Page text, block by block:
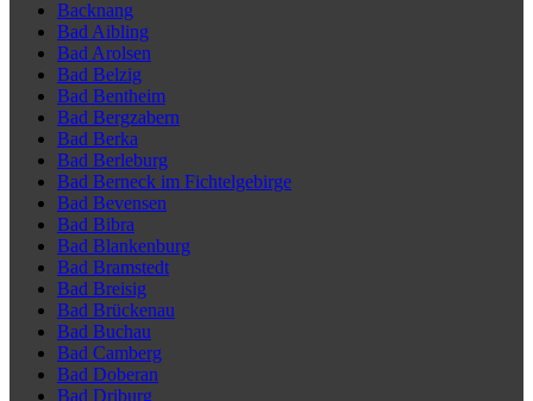
Backnang
Bad Aibling
Bad Arolsen
Bad Belzig
Bad Bentheim
Bad Bergzabern
Bad Berka
Bad Berleburg
Bad Berneck im Fichtelgebirge
Bad Bevensen
Bad Bibra
Bad Blankenburg
Bad Bramstedt
Bad Breisig
Bad Brückenau
Bad Buchau
Bad Camberg
Bad Doberan
Bad Driburg